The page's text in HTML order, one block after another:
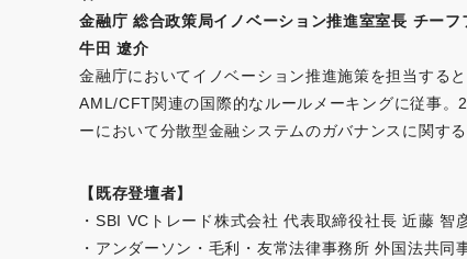
金融庁 総合政策局イノベーション推進室室長 チー
牛田 遼介
金融庁においてイノベーション推進施策を担当する
AML/CFT関連の国際的なルールメーキングに従事
ーにおいて分散型金融システムのガバナンスに関す
【既存登壇者】
・SBI VCトレード株式会社 代表取締役社長 近藤 智
・アンダーソン・毛利・友常法律事務所 外国法共同